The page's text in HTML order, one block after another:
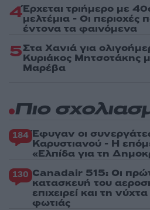
4Έρχεται τριήμερο με
μελτέμια - Οι περιοχές
έντονα τα φαινόμενα
5Στα Χανιά για
Κυριάκος Μητσοτάκης
Μαρέβα
Πιο
184 Έφυγαν οι
Καρυστιανού - Η
«Ελπίδα για τη
130 Canadair 515: Οι
κατασκευή του
επιχειρεί και τη
φωτιάς